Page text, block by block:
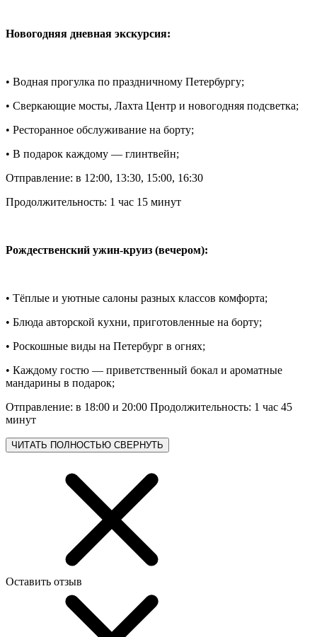
Новогодняя дневная экскурсия:
• Водная прогулка по праздничному Петербургу;
• Сверкающие мосты, Лахта Центр и новогодняя подсветка;
• Ресторанное обслуживание на борту;
• В подарок каждому — глинтвейн;
Отправление: в 12:00, 13:30, 15:00, 16:30
Продолжительность: 1 час 15 минут
Рождественский ужин-круиз (вечером):
• Тёплые и уютные салоны разных классов комфорта;
• Блюда авторской кухни, приготовленные на борту;
• Роскошные виды на Петербург в огнях;
• Каждому гостю — приветственный бокал и ароматные
мандарины в подарок;
Отправление: в 18:00 и 20:00 Продолжительность: 1 час 45
минут
ЧИТАТЬ ПОЛНОСТЬЮ СВЕРНУТЬ
Оставить отзыв